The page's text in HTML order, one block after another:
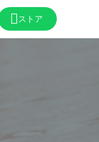
ストア